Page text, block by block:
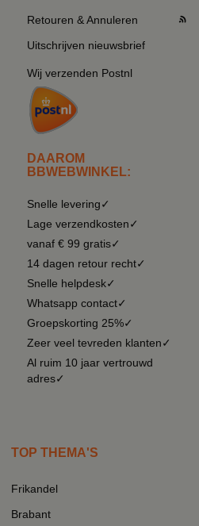
Retouren & Annuleren
Uitschrijven nieuwsbrief
Wij verzenden Postnl
DAAROM
BBWEBWINKEL:
Snelle levering✓
Lage verzendkosten✓
vanaf € 99 gratis✓
14 dagen retour recht✓
Snelle helpdesk✓
Whatsapp contact✓
Groepskorting 25%✓
Zeer veel tevreden klanten✓
Al ruim 10 jaar vertrouwd
adres✓
TOP THEMA'S
Frikandel
Brabant